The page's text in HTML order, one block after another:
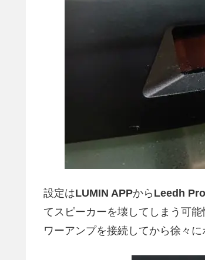
設定はLUMIN APPから Leedh
てスピーカーを壊してしまう可
ワーアンプを接続してから徐々に